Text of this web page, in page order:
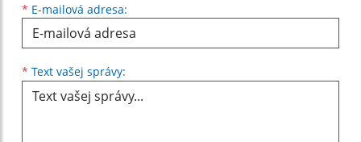
* E-mailová adresa:
* Text vašej správy: